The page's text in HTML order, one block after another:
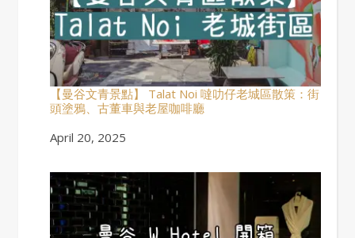
【曼谷文青景點】 Talat Noi 噠叻仔老城區散策：街
頭塗鴉、古董車與老屋咖啡廳
Date
April 20, 2025